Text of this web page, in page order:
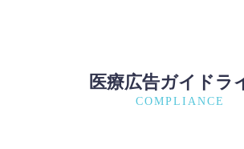
医療広告ガイドラ
COMPLIANCE